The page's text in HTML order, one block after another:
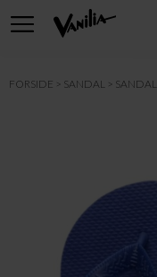
FORSIDE SANDAL SANDAL